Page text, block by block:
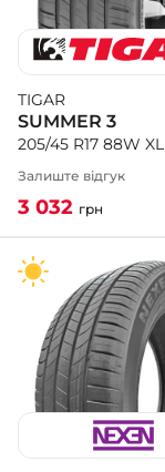
TIGAR
SUMMER 3
205/45 R17 88W XL
Залиште відгук
3 032 грн